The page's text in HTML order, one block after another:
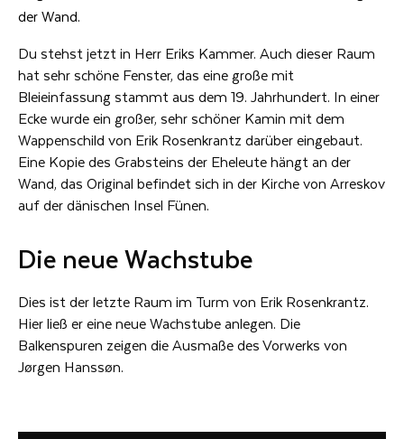
der Wand.
Du stehst jetzt in Herr Eriks Kammer. Auch dieser Raum
hat sehr schöne Fenster, das eine große mit
Bleieinfassung stammt aus dem 19. Jahrhundert. In einer
Ecke wurde ein großer, sehr schöner Kamin mit dem
Wappenschild von Erik Rosenkrantz darüber eingebaut.
Eine Kopie des Grabsteins der Eheleute hängt an der
Wand, das Original befindet sich in der Kirche von Arreskov
auf der dänischen Insel Fünen.
Die neue Wachstube
Dies ist der letzte Raum im Turm von Erik Rosenkrantz.
Hier ließ er eine neue Wachstube anlegen. Die
Balkenspuren zeigen die Ausmaße des Vorwerks von
Jørgen Hanssøn.